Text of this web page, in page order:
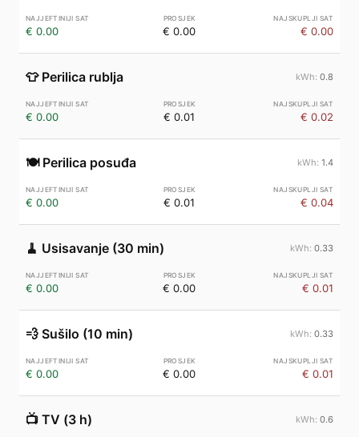
€ 0.00 € 0.00 € 0.00
👕 Perilica rublja 0.8
€ 0.00 € 0.01 € 0.02
🍽️ Perilica posuđa 1.4
€ 0.00 € 0.01 € 0.04
🧹 Usisavanje (30 min) 0.33
€ 0.00 € 0.00 € 0.01
💨 Sušilo (10 min) 0.33
€ 0.00 € 0.00 € 0.01
📺 TV (3 h) 0.6